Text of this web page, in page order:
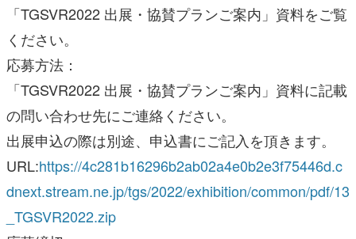
「TGSVR2022 出展・協賛プランご案内」資料をご覧
ください。
応募方法：
「TGSVR2022 出展・協賛プランご案内」資料に記載
の問い合わせ先にご連絡ください。
出展申込の際は別途、申込書にご記入を頂きます。
URL:https://4c281b16296b2ab02a4e0b2e3f75446d.c
dnext.stream.ne.jp/tgs/2022/exhibition/common/pdf/13
_TGSVR2022.zip